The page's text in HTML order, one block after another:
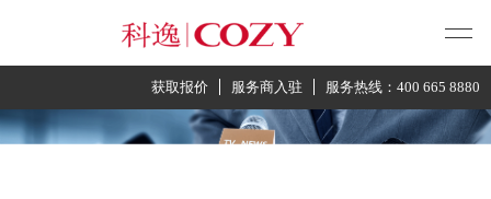
获取报价 服务商入驻 服务热线：400 665 8880